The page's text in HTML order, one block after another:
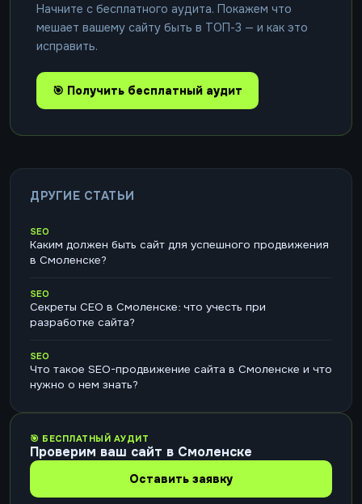
Начните с бесплатного аудита. Покажем что
мешает вашему сайту быть в ТОП-3 — и как это
исправить.
🎯 Получить бесплатный аудит
ДРУГИЕ СТАТЬИ
SEO
Каким должен быть сайт для успешного продвижения
в Смоленске?
SEO
Секреты СЕО в Смоленске: что учесть при
разработке сайта?
SEO
Что такое SEO-продвижение сайта в Смоленске и что
нужно о нем знать?
🎯 БЕСПЛАТНЫЙ АУДИТ
Проверим ваш сайт в Смоленске
Оставить заявку